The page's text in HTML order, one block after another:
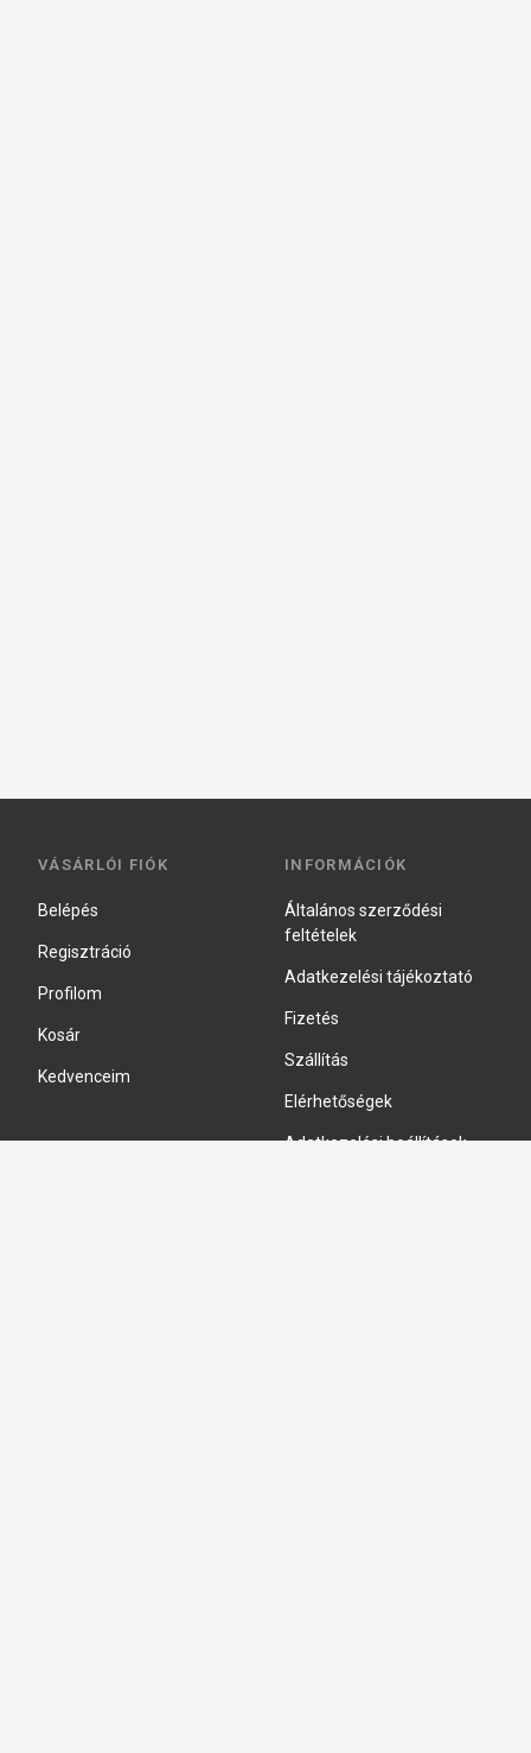
VÁSÁRLÓI FIÓK
Belépés
Regisztráció
Profilom
Kosár
Kedvenceim
INFORMÁCIÓK
Általános szerződési
feltételek
Adatkezelési tájékoztató
Fizetés
Szállítás
Elérhetőségek
Adatkezelési beállítások